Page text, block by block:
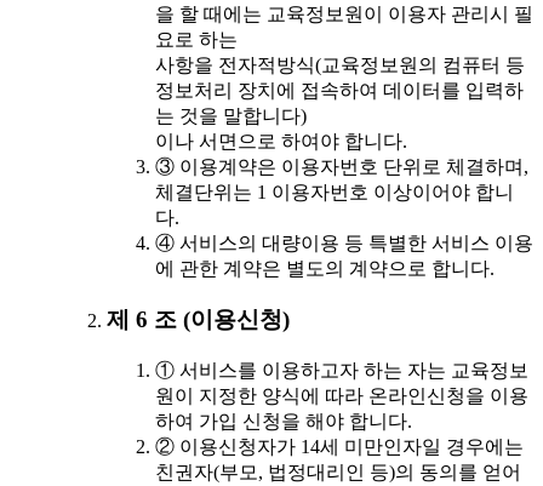
을 할 때에는 교육정보원이 이용자 관리시 필
요로 하는
사항을 전자적방식(교육정보원의 컴퓨터 등
정보처리 장치에 접속하여 데이터를 입력하
는 것을 말합니다)
이나 서면으로 하여야 합니다.
③ 이용계약은 이용자번호 단위로 체결하며,
체결단위는 1 이용자번호 이상이어야 합니
다.
④ 서비스의 대량이용 등 특별한 서비스 이용
에 관한 계약은 별도의 계약으로 합니다.
제 6 조 (이용신청)
① 서비스를 이용하고자 하는 자는 교육정보
원이 지정한 양식에 따라 온라인신청을 이용
하여 가입 신청을 해야 합니다.
② 이용신청자가 14세 미만인자일 경우에는
친권자(부모, 법정대리인 등)의 동의를 얻어